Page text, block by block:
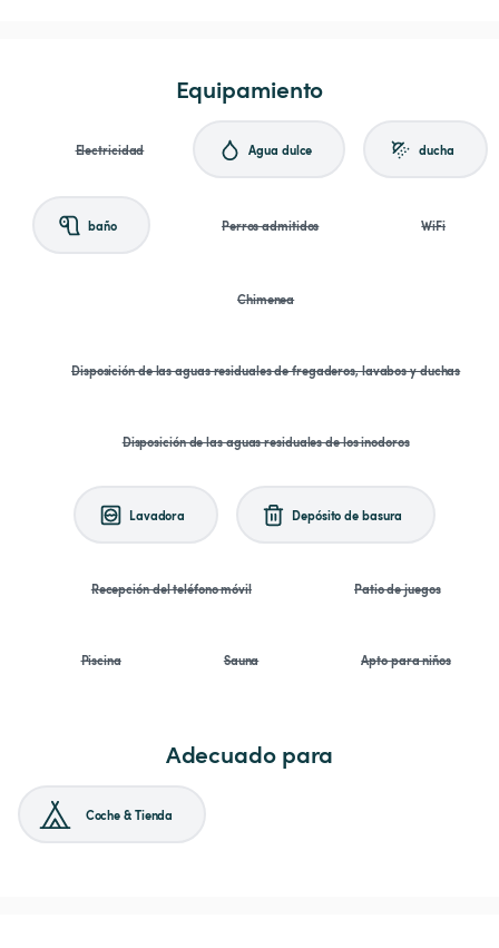
Equipamiento
Electricidad Agua dulce ducha
baño Perros admitidos WiFi
Chimenea
Disposición de las aguas residuales de fregaderos, lavabos y duchas
Disposición de las aguas residuales de los inodoros
Lavadora Depósito de basura
Recepción del teléfono móvil Patio de juegos
Piscina Sauna Apto para niños
Adecuado para
Coche & Tienda